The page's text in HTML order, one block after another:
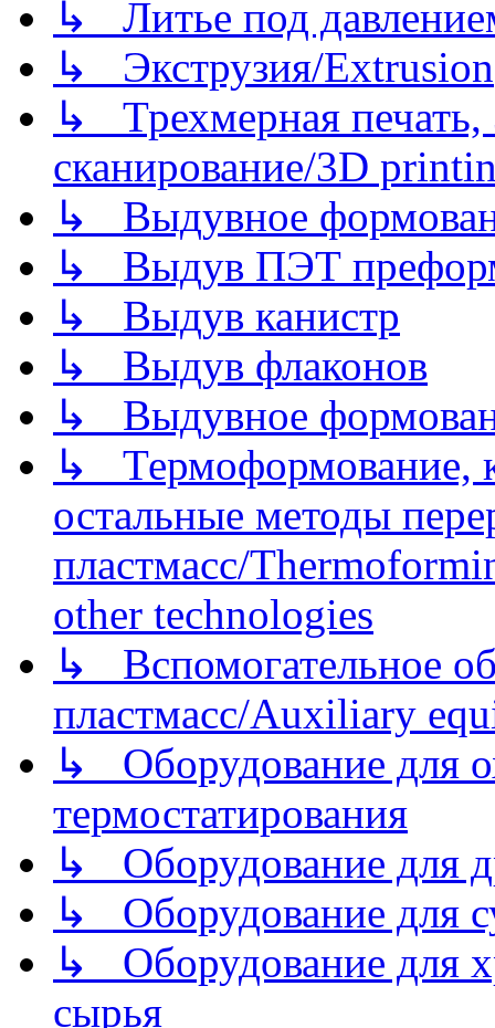
↳ Литье под
↳ Экструзия/Extrusion
↳ Трехмерная
сканирование/3D
↳ Выдувное
↳ Выдув ПЭТ
↳ Выдув канистр
↳ Выдув флаконов
↳ Выдувное
↳ Термоформование,
остальные методы
пластмасс/
other technologies
↳ Вспомогательное
пластмасс/Auxiliary
↳ Оборудование для
термостатирования
↳ Оборудование для
↳ Оборудование для
↳ Оборудование для
сырья